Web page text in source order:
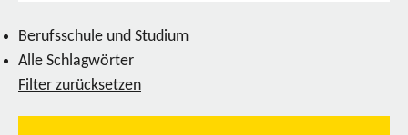
Berufsschule und Studium
Alle Schlagwörter
Filter zurücksetzen